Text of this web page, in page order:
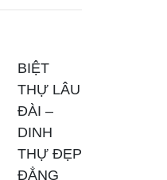
BIỆT
THỰ LÂU
ĐÀI –
DINH
THỰ ĐẸP
ĐẲNG